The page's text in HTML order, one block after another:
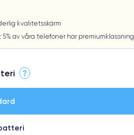
kvalitetsskärm
5% av våra telefoner har premiumklassning
?